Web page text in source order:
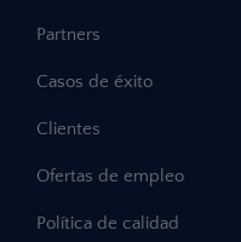
Partners
Casos de éxito
Clientes
Ofertas de empleo
Política de calidad